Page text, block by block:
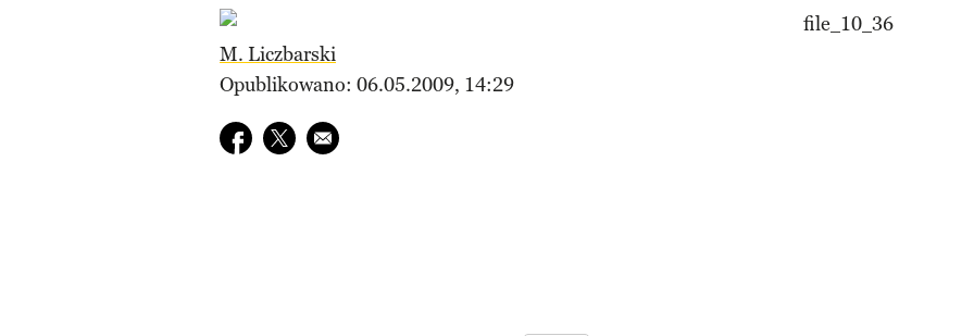
M. Liczbarski
Opublikowano: 06.05.2009, 14:29
Udostępnij na facebook
Udostępnij na twitter
E-mail do przyjaciela